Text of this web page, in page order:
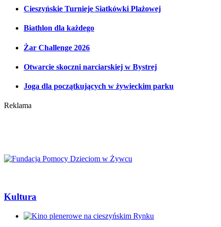
Cieszyńskie Turnieje Siatkówki Plażowej
Biathlon dla każdego
Żar Challenge 2026
Otwarcie skoczni narciarskiej w Bystrej
Joga dla początkujących w żywieckim parku
Reklama
Kultura